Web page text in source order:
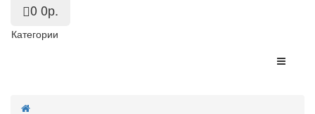
0 0р.
Категории